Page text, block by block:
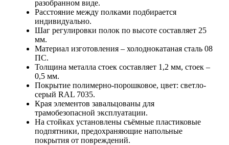
разобранном виде.
Расстояние между полками подбирается
индивидуально.
Шаг регулировки полок по высоте составляет 25
мм.
Материал изготовления – холоднокатаная сталь 08
ПС.
Толщина металла стоек составляет 1,2 мм, стоек –
0,5 мм.
Покрытие полимерно-порошковое, цвет: светло-
серый RAL 7035.
Края элементов завальцованы для
трамобезопасной эксплуатации.
На стойках установлены съёмные пластиковые
подпятники, предохраняющие напольные
покрытия от повреждений.